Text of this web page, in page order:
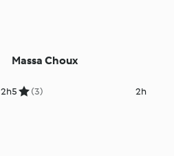
2h
Massa Choux
5 (3) 2h